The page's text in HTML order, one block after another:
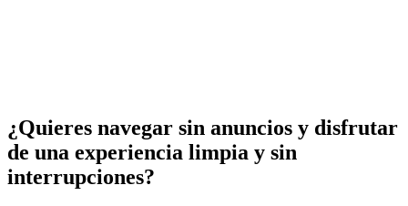
¿Quieres navegar sin anuncios y disfrutar
de una experiencia limpia y sin
interrupciones?